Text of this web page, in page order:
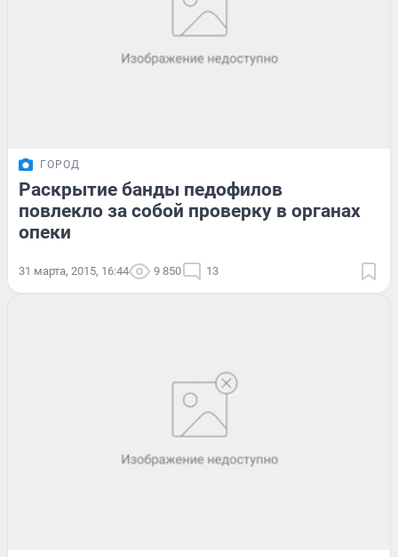
ГОРОД
Раскрытие банды педофилов
повлекло за собой проверку в органах
опеки
31 марта, 2015, 16:44 9 850 13